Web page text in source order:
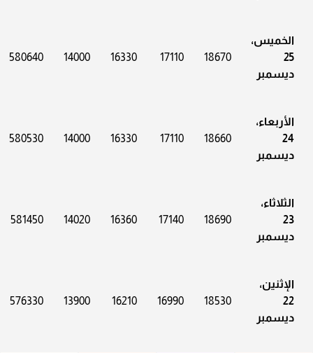
الخميس،
25
ديسمبر
18670
17110
16330
14000
580640
الأربعاء،
24
ديسمبر
18660
17110
16330
14000
580530
الثلاثاء،
23
ديسمبر
18690
17140
16360
14020
581450
الإثنين،
22
ديسمبر
18530
16990
16210
13900
576330